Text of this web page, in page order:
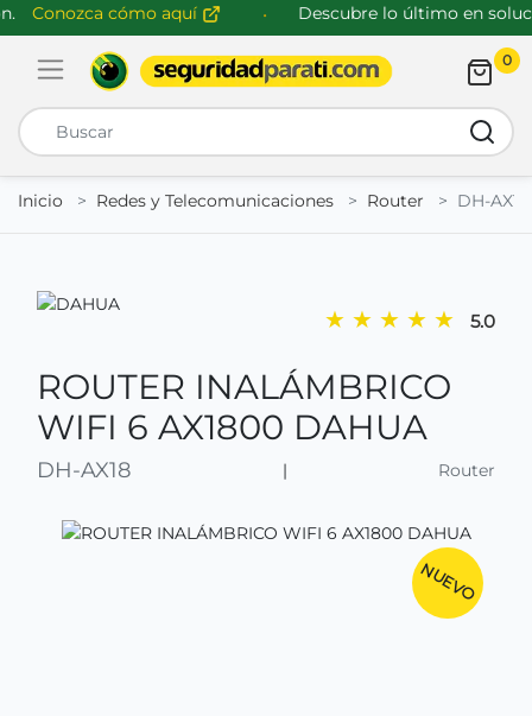
Conozca cómo aquí Descubre lo último en
Abrir menú de navegación
0
Inicio
Redes y Telecomunicaciones Router DH-AX18
★ ★ ★ ★ ★ 5.0
ROUTER INALÁMBRICO
WIFI 6 AX1800 DAHUA
DH-AX18 | Router
NUEVO